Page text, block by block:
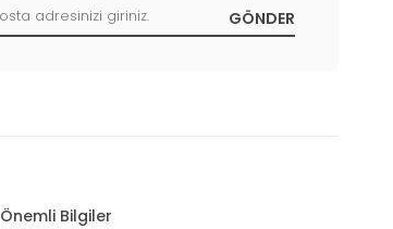
Önemli Bilgiler